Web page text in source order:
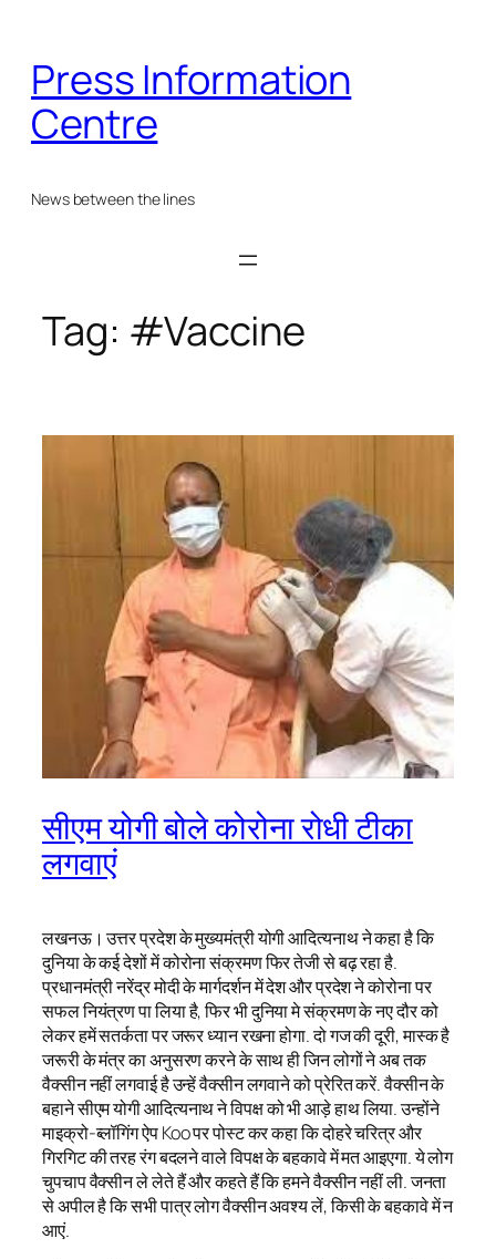
content
Press Information
Centre
News between the lines
Tag: #Vaccine
सीएम योगी बोले कोरोना रोधी टीका
लगवाएं
लखनऊ। उत्तर प्रदेश के मुख्यमंत्री योगी आदित्यनाथ ने कहा है कि
दुनिया के कई देशों में कोरोना संक्रमण फिर तेजी से बढ़ रहा है.
प्रधानमंत्री नरेंद्र मोदी के मार्गदर्शन में देश और प्रदेश ने कोरोना पर
सफल नियंत्रण पा लिया है, फिर भी दुनिया मे संक्रमण के नए दौर को
लेकर हमें सतर्कता पर जरूर ध्यान रखना होगा. दो गज की दूरी, मास्क है
जरूरी के मंत्र का अनुसरण करने के साथ ही जिन लोगों ने अब तक
वैक्सीन नहीं लगवाई है उन्हें वैक्सीन लगवाने को प्रेरित करें. वैक्सीन के
बहाने सीएम योगी आदित्यनाथ ने विपक्ष को भी आड़े हाथ लिया. उन्होंने
माइक्रो-ब्लॉगिंग ऐप Koo पर पोस्ट कर कहा कि दोहरे चरित्र और
गिरगिट की तरह रंग बदलने वाले विपक्ष के बहकावे में मत आइएगा. ये लोग
चुपचाप वैक्सीन ले लेते हैं और कहते हैं कि हमने वैक्सीन नहीं ली. जनता
से अपील है कि सभी पात्र लोग वैक्सीन अवश्य लें, किसी के बहकावे में न
आएं.